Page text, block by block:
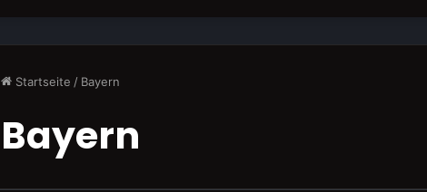
Startseite / Bayern
Bayern